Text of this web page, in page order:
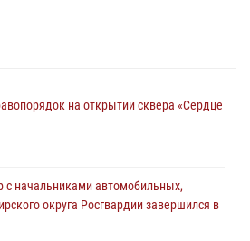
на открытии сквера «Сердце
с начальниками автомобильных,
округа Росгвардии завершился в